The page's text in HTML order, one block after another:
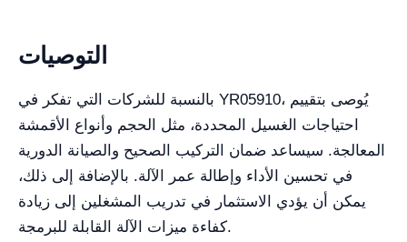
التوصيات
بالنسبة للشركات التي تفكر في YR05910، يُوصى بتقييم
احتياجات الغسيل المحددة، مثل الحجم وأنواع الأقمشة
المعالجة. سيساعد ضمان التركيب الصحيح والصيانة الدورية
في تحسين الأداء وإطالة عمر الآلة. بالإضافة إلى ذلك،
يمكن أن يؤدي الاستثمار في تدريب المشغلين إلى زيادة
كفاءة ميزات الآلة القابلة للبرمجة.